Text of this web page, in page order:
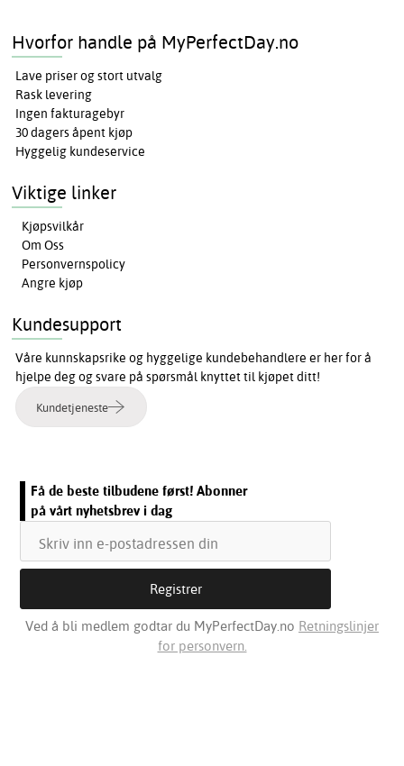
Hvorfor handle på MyPerfectDay.no
Lave priser og stort utvalg
Rask levering
Ingen fakturagebyr
30 dagers åpent kjøp
Hyggelig kundeservice
Viktige linker
Kjøpsvilkår
Om Oss
Personvernspolicy
Angre kjøp
Kundesupport
Våre kunnskapsrike og hyggelige kundebehandlere er her for å
hjelpe deg og svare på spørsmål knyttet til kjøpet ditt!
Kundetjeneste
Få de beste tilbudene først! Abonner
på vårt nyhetsbrev i dag
Ved å bli medlem godtar du MyPerfectDay.no Retningslinjer
for personvern.